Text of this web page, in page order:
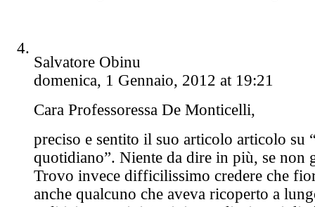
Salvatore Obinu
domenica, 1 Gennaio, 2012 at 19:21
Cara Professoressa De Monticelli,
preciso e sentito il suo articolo articolo su
quotidiano”. Niente da dire in più, se non
Trovo invece difficilissimo credere che
anche qualcuno che aveva ricoperto a